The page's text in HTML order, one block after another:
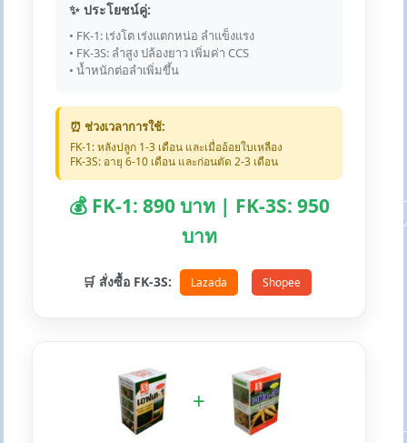
✨ ประโยชน์คู่:
• FK-1: เร่งโต เร่งแตกหน่อ ลำแข็งแรง
• FK-3S: ลำสูง ปล้องยาว เพิ่มค่า CCS
• น้ำหนักต่อลำเพิ่มขึ้น
⏰ ช่วงเวลาการใช้:
FK-1: หลังปลูก 1-3 เดือน และเมื่ออ้อยใบเหลือง
FK-3S: อายุ 6-10 เดือน และก่อนตัด 2-3 เดือน
💰 FK-1: 890 บาท | FK-3S: 950
บาท
🛒 สั่งซื้อ FK-3S: Lazada Shopee
+